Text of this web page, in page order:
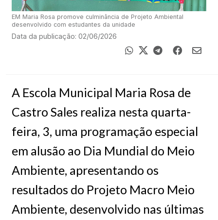
EM Maria Rosa promove culminância de Projeto Ambiental
desenvolvido com estudantes da unidade
Data da publicação: 02/06/2026
A Escola Municipal Maria Rosa de
Castro Sales realiza nesta quarta-
feira, 3, uma programação especial
em alusão ao Dia Mundial do Meio
Ambiente, apresentando os
resultados do Projeto Macro Meio
Ambiente, desenvolvido nas últimas